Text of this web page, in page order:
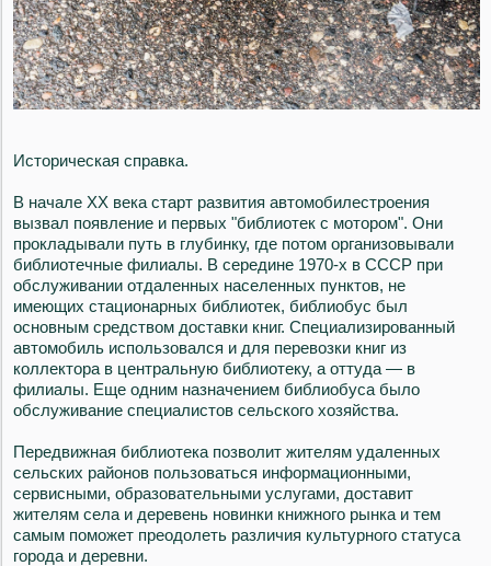
Историческая справка.
В начале ХХ века старт развития автомобилестроения
вызвал появление и первых "библиотек с мотором". Они
прокладывали путь в глубинку, где потом организовывали
библиотечные филиалы. В середине 1970-х в СССР при
обслуживании отдаленных населенных пунктов, не
имеющих стационарных библиотек, библиобус был
основным средством доставки книг. Специализированный
автомобиль использовался и для перевозки книг из
коллектора в центральную библиотеку, а оттуда — в
филиалы. Еще одним назначением библиобуса было
обслуживание специалистов сельского хозяйства.
Передвижная библиотека позволит жителям удаленных
сельских районов пользоваться информационными,
сервисными, образовательными услугами, доставит
жителям села и деревень новинки книжного рынка и тем
самым поможет преодолеть различия культурного статуса
города и деревни.